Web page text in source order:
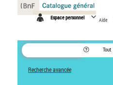
Espace personnel Aide
Tout
Recherche avancée
Panneau de gestion des cookies